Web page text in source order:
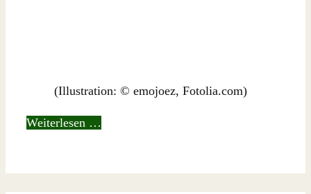
(Illustration: © emojoez, Fotolia.com)
Weiterlesen …